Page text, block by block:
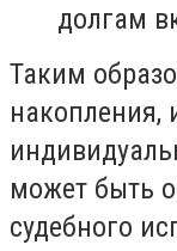
долгам
Таким
может быть
судебного